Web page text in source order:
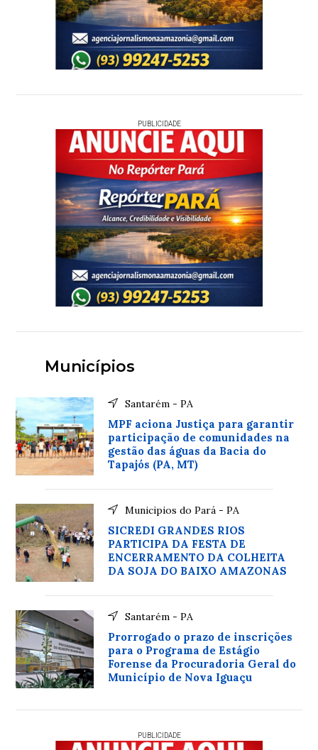
PUBLICIDADE
Municípios
Santarém - PA
MPF aciona Justiça para garantir
participação de comunidades na
gestão das águas da Bacia do
Tapajós (PA, MT)
Municipios do Pará - PA
SICREDI GRANDES RIOS
PARTICIPA DA FESTA DE
ENCERRAMENTO DA COLHEITA
DA SOJA DO BAIXO AMAZONAS
Santarém - PA
Prorrogado o prazo de inscrições
para o Programa de Estágio
Forense da Procuradoria Geral do
Município de Nova Iguaçu
PUBLICIDADE